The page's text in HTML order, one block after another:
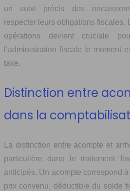
un suivi précis des
respecter leurs obligations fiscales.
opérations devient cruciale
l’administration fiscale le moment
taxe.
Distinction entre
dans la
La distinction entre acompte et
particulière dans le traitement
anticipés. Un acompte correspond
prix convenu, déductible du solde